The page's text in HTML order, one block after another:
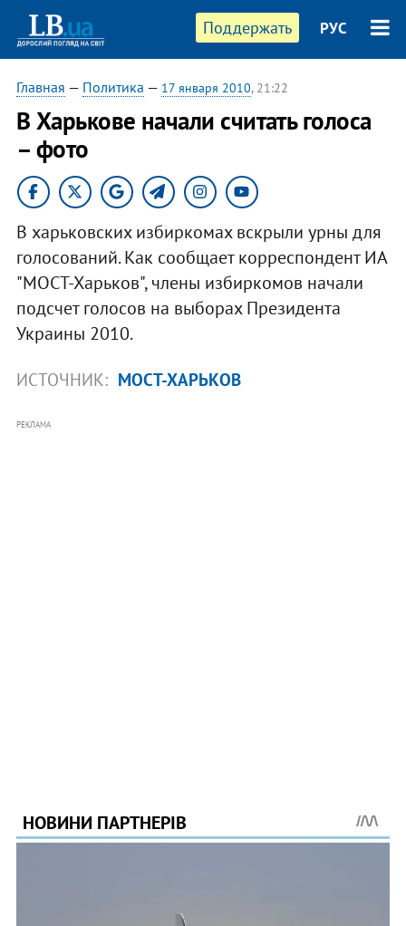
Поддержать РУС
Главная — Политика — 17 января 2010, 21:22
В Харькове начали считать голоса
– фото
В харьковских избиркомах вскрыли урны для
голосований. Как сообщает корреспондент ИА
"МОСТ-Харьков", члены избиркомов начали
подсчет голосов на выборах Президента
Украины 2010.
ИСТОЧНИК: МОСТ-ХАРЬКОВ
РЕКЛАМА